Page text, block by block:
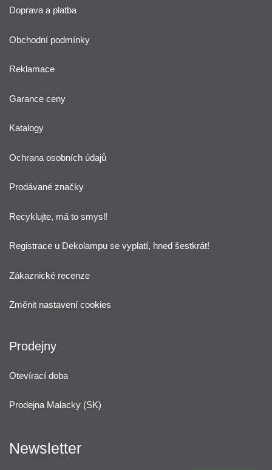
Doprava a platba
Obchodní podmínky
Reklamace
Garance ceny
Katalogy
Ochrana osobních údajů
Prodávané značky
Recyklujte, má to smysl!
Registrace u Dekolampu se vyplatí, hned šestkrát!
Zákaznické recenze
Změnit nastavení cookies
Prodejny
Otevírací doba
Prodejna Malacky (SK)
Newsletter